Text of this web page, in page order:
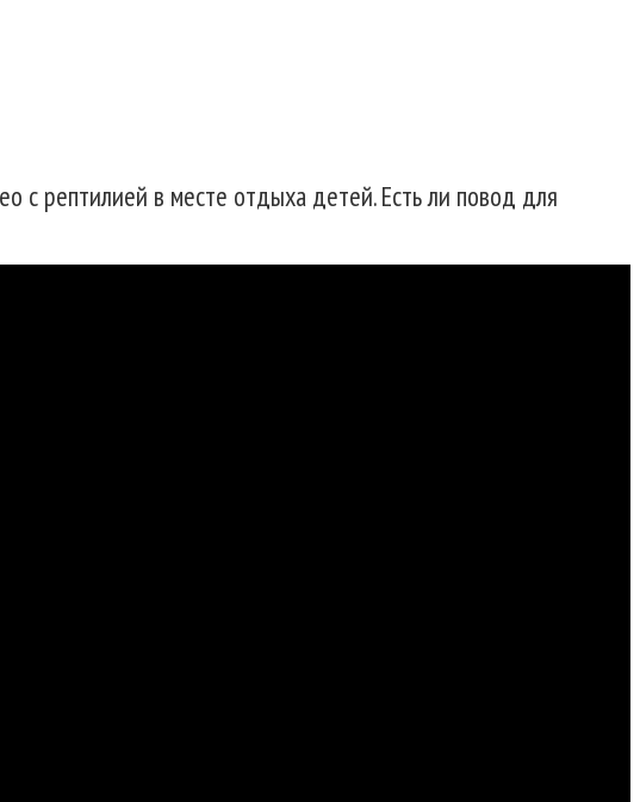
с рептилией в месте отдыха детей. Есть ли повод для